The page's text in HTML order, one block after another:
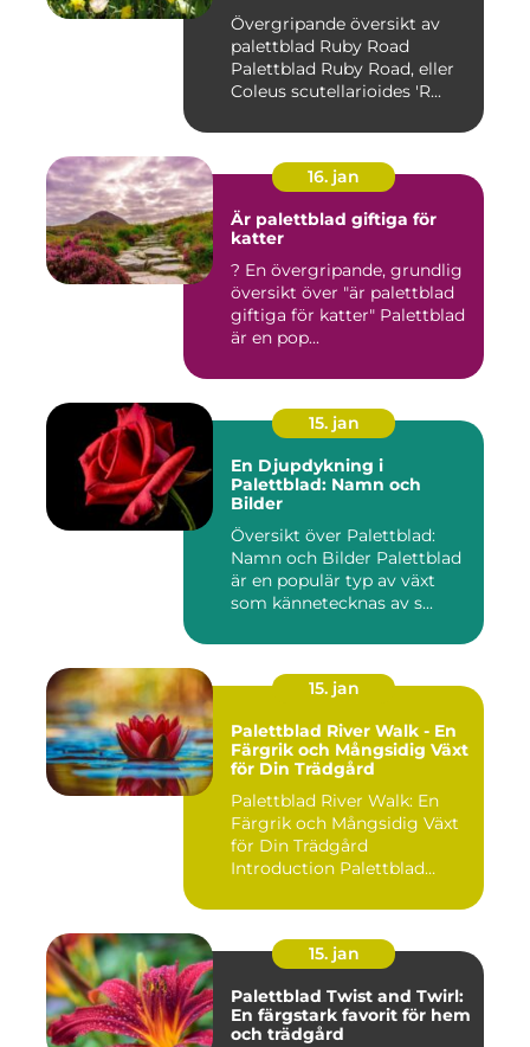
Övergripande översikt av
palettblad Ruby Road
Palettblad Ruby Road, eller
Coleus scutellarioides 'R...
16. jan
Är palettblad giftiga för
katter
? En övergripande, grundlig
översikt över "är palettblad
giftiga för katter" Palettblad
är en pop...
15. jan
En Djupdykning i
Palettblad: Namn och
Bilder
Översikt över Palettblad:
Namn och Bilder Palettblad
är en populär typ av växt
som kännetecknas av s...
15. jan
Palettblad River Walk - En
Färgrik och Mångsidig Växt
för Din Trädgård
Palettblad River Walk: En
Färgrik och Mångsidig Växt
för Din Trädgård
Introduction Palettblad
15. jan
Palettblad Twist and Twirl:
En färgstark favorit för hem
och trädgård